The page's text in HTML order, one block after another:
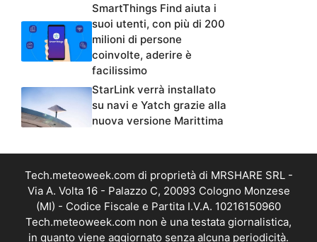
SmartThings Find aiuta i
suoi utenti, con più di 200
milioni di persone
coinvolte, aderire è
facilissimo
StarLink verrà installato
su navi e Yatch grazie alla
nuova versione Marittima
Tech.meteoweek.com di proprietà di MRSHARE SRL -
Via A. Volta 16 - Palazzo C, 20093 Cologno Monzese
(MI) - Codice Fiscale e Partita I.V.A. 10216150960
Tech.meteoweek.com non è una testata giornalistica,
in quanto viene aggiornato senza alcuna periodicità.